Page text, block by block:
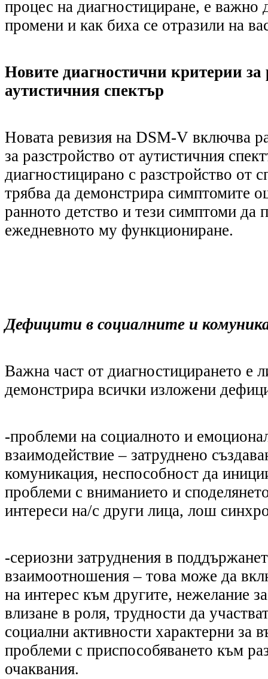
процес на диагностициране, е важно
промени и как биха се отразили на
Новите диагностични критерии за
аутистичния спектър
Новата ревизия на DSM-V включва
за разстройство от аутистичния
диагностицирано с разстройство от
трябва да демонстрира симптомите
ранното детство и тези симптоми да
ежедневното му функциониране.
Дефицити в социалните и
Важна част от диагностицирането е
демонстрира всички изложени
-проблеми на социалното и
взаимодействие – затруднено
комуникация, неспособност да
проблеми с вниманието и
интереси на/с други лица, лош
-сериозни затруднения в
взаимоотношения – това може да
на интерес към другите, нежелание
влизане в роля, трудности да
социални активности характерни за
проблеми с приспособяването към
очаквания.